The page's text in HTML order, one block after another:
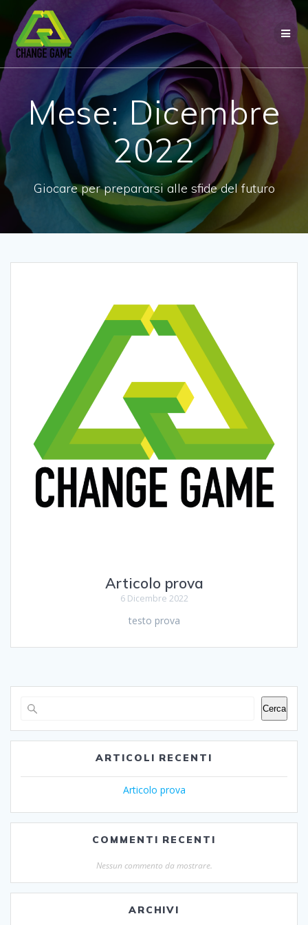
Salta
al
contenuto
Mese:Dicembre
2022
Giocare per prepararsi alle sfide del futuro
Articolo prova
6 Dicembre 2022
testo prova
Cerca
ARTICOLI RECENTI
Articolo prova
COMMENTI RECENTI
Nessun commento da mostrare.
ARCHIVI